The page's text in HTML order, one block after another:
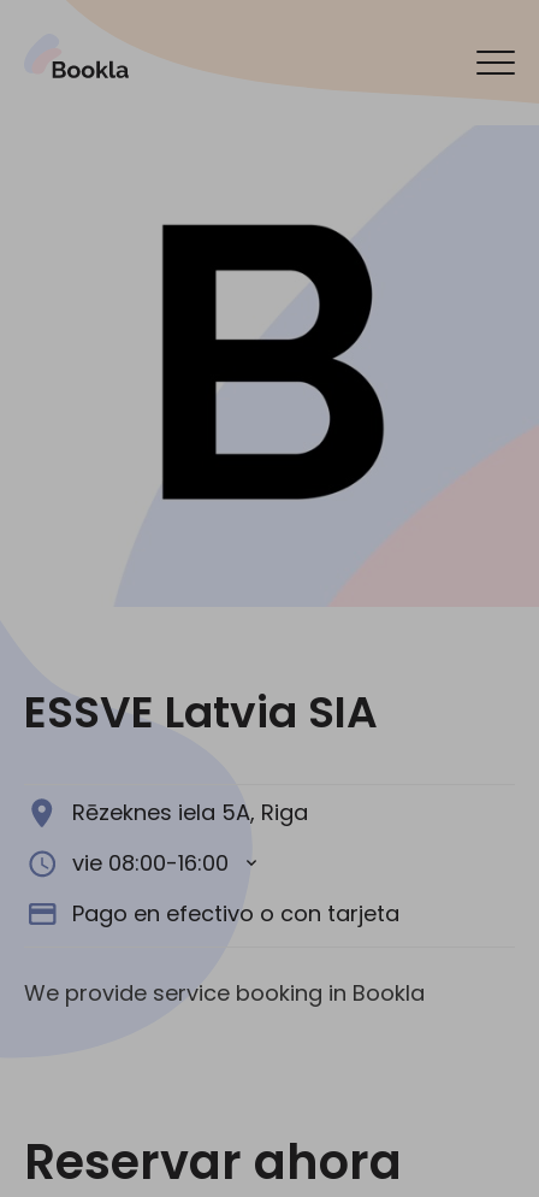
ESSVE Latvia SIA
Rēzeknes iela 5A, Riga
vie 08:00-16:00
Pago en efectivo o con tarjeta
We provide service booking in Bookla
Reservar ahora
Reservar ahora
English
Latviski
По-русски